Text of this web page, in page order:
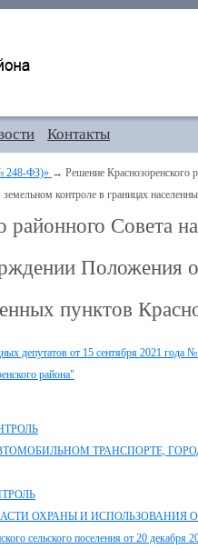
Контакты
ФЗ)» → Решение Краснозоренского
контроле в границах
районного Совета
Положения
пунктов
депутатов от 15 сентября 2021
района"
ТРАНСПОРТЕ,
ОХРАНЫ И ИСПОЛЬЗОВАНИЯ
сельского поселения от 20